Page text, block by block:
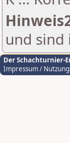
und
Der Schachturnier-
Impressum /